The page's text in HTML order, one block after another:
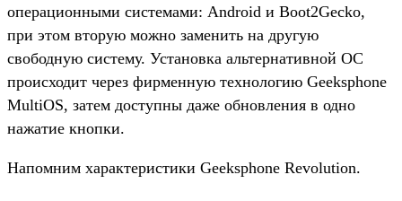
операционными системами: Android и Boot2Gecko,
при этом вторую можно заменить на другую
свободную систему. Установка альтернативной ОС
происходит через фирменную технологию Geeksphone
MultiOS, затем доступны даже обновления в одно
нажатие кнопки.
Напомним характеристики Geeksphone Revolution.